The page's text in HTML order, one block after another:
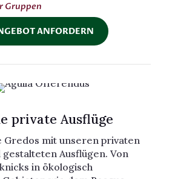
Gruppen
ANFORDERN
private Ausflüge
Gredos mit unseren privaten
Ausflügen. Von
in ökologisch